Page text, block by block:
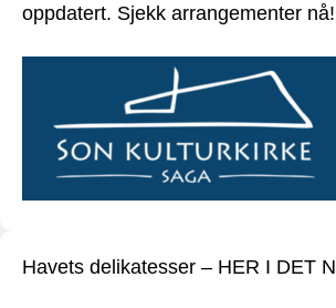
oppdatert. Sjekk arrangementer nå!
Havets delikatesser – HER I DET